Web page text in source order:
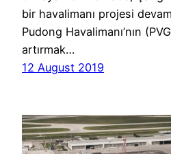
bir havalimanı projesi
Pudong Havalimanı’nın
artırmak…
12 August 2019